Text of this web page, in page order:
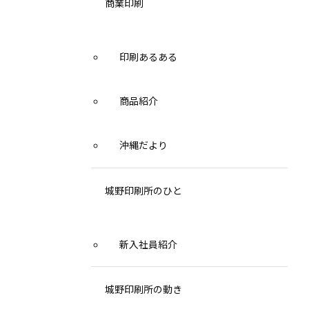
印刷あるある
商品紹介
沖縄だより
城野印刷所のひと
新入社員紹介
城野印刷所の動き